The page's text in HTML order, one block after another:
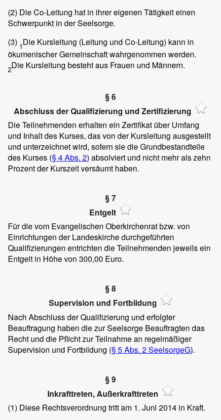
(2) Die Co-Leitung hat in ihrer eigenen Tätigkeit einen
Schwerpunkt in der Seelsorge.
(3) 1Die Kursleitung (Leitung und Co-Leitung) kann in
ökumenischer Gemeinschaft wahrgenommen werden.
2Die Kursleitung besteht aus Frauen und Männern.
§ 6
Abschluss der Qualifizierung und Zertifizierung
Die Teilnehmenden erhalten ein Zertifikat über Umfang
und Inhalt des Kurses, das von der Kursleitung ausgestellt
und unterzeichnet wird, sofern sie die Grundbestandteile
des Kurses (§ 4 Abs. 2) absolviert und nicht mehr als zehn
Prozent der Kurszeit versäumt haben.
§ 7
Entgelt
Für die vom Evangelischen Oberkirchenrat bzw. von
Einrichtungen der Landeskirche durchgeführten
Qualifizierungen entrichten die Teilnehmenden jeweils ein
Entgelt in Höhe von 300,00 Euro.
§ 8
Supervision und Fortbildung
Nach Abschluss der Qualifizierung und erfolgter
Beauftragung haben die zur Seelsorge Beauftragten das
Recht und die Pflicht zur Teilnahme an regelmäßiger
Supervision und Fortbildung (§ 5 Abs. 2 SeelsorgeG).
§ 9
Inkrafttreten, Außerkrafttreten
(1) Diese Rechtsverordnung tritt am 1. Juni 2014 in Kraft.